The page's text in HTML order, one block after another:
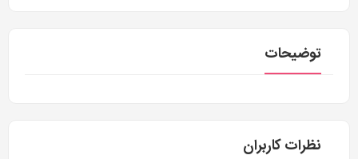
توضیحات
نظرات کاربران